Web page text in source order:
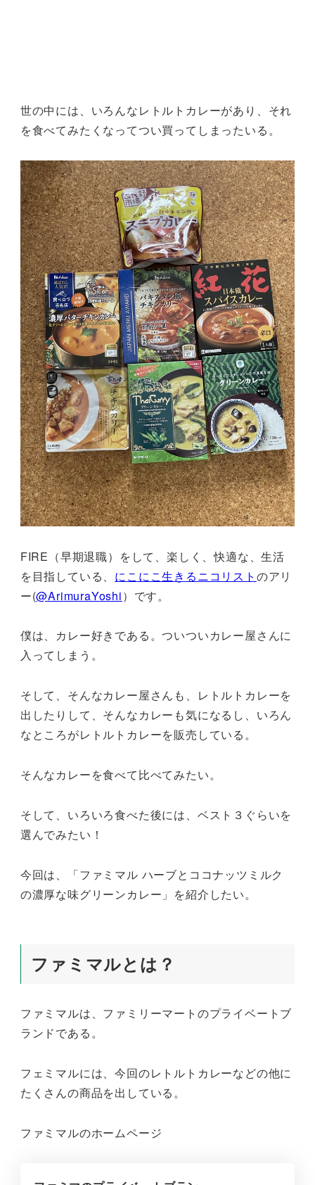
世の中には、いろんなレトルトカレーがあり、それ
を食べてみたくなってつい買ってしまったいる。
FIRE（早期退職）をして、楽しく、快適な、生活
を目指している、 にこにこ生きるニコリスト のアリ
ー(@ArimuraYoshi）です。
僕は、カレー好きである。ついついカレー屋さんに
入ってしまう。
そして、そんなカレー屋さんも、レトルトカレーを
出したりして、そんなカレーも気になるし、いろん
なところがレトルトカレーを販売している。
そんなカレーを食べて比べてみたい。
そして、いろいろ食べた後には、ベスト３ぐらいを
選んでみたい！
今回は、「ファミマル ハーブとココナッツミルク
の濃厚な味グリーンカレー」を紹介したい。
ファミマルとは？
ファミマルは、ファミリーマートのプライベートブ
ランドである。
フェミマルには、今回のレトルトカレーなどの他に
たくさんの商品を出している。
ファミマルのホームページ